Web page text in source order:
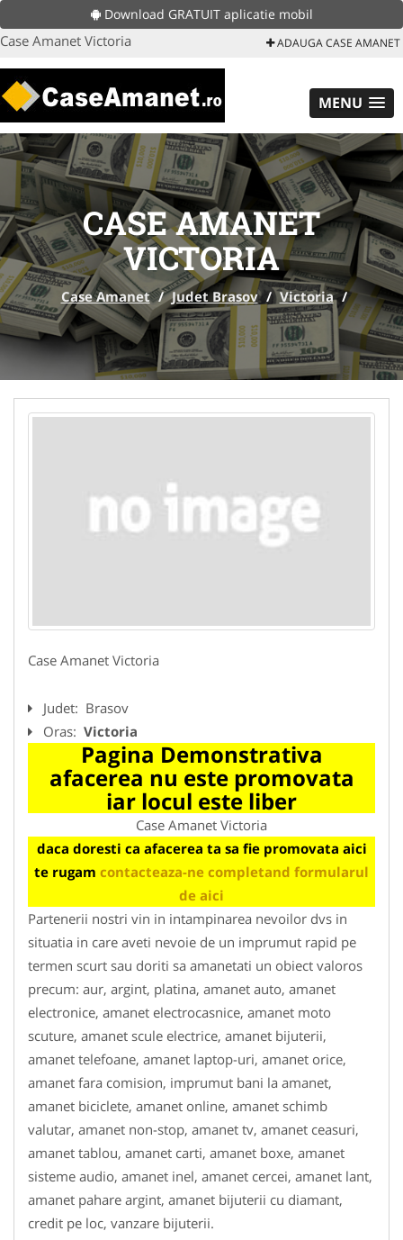
Download GRATUIT aplicatie mobil
Case Amanet Victoria ADAUGA CASE AMANET
MENU
CASE AMANET
VICTORIA
Case Amanet / Judet Brasov / Victoria /
Case Amanet Victoria
Judet: Brasov
Oras: Victoria
Pagina Demonstrativa
afacerea nu este promovata
iar locul este liber
Case Amanet Victoria
daca doresti ca afacerea ta sa fie promovata aici
te rugam contacteaza-ne completand formularul
de aici
Partenerii nostri vin in intampinarea nevoilor dvs in
situatia in care aveti nevoie de un imprumut rapid pe
termen scurt sau doriti sa amanetati un obiect valoros
precum: aur, argint, platina, amanet auto, amanet
electronice, amanet electrocasnice, amanet moto
scuture, amanet scule electrice, amanet bijuterii,
amanet telefoane, amanet laptop-uri, amanet orice,
amanet fara comision, imprumut bani la amanet,
amanet biciclete, amanet online, amanet schimb
valutar, amanet non-stop, amanet tv, amanet ceasuri,
amanet tablou, amanet carti, amanet boxe, amanet
sisteme audio, amanet inel, amanet cercei, amanet lant,
amanet pahare argint, amanet bijuterii cu diamant,
credit pe loc, vanzare bijuterii.